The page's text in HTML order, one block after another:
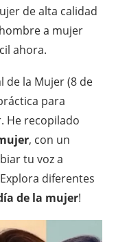
de alta calidad
a mujer
ahora.
de la Mujer (8 de
para
He recopilado
, con un
tu voz a
diferentes
de la mujer!